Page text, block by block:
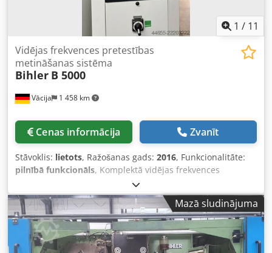
1 / 11
Vācija 1 458 km
Vidējas frekvences pretestības
metināšanas sistēma
Bihler B 5000
Cenas informācija Zvanīt
Stāvoklis: lietots, Ražošanas gads: 2016, Funkcionalitāte:
pilnībā funkcionāls, Komplektā vidējas frekvences
pretestības metināšanas sistēma, ražota 2016. gadā,
sastāv no B 5000 invertora vadības skapja (S/N 29636) kopā
ar Bihler ET 70 metināšanas transformatoru (70 kVA, S/N
82641). Abi komponenti ir laika ziņā saskaņoti un
savstarpēji oriģināli. MF 5000 digitālais metināšanas
kontrolieris ar 14" krāsu displeju, slēgta cikla
Mazā sludinājuma